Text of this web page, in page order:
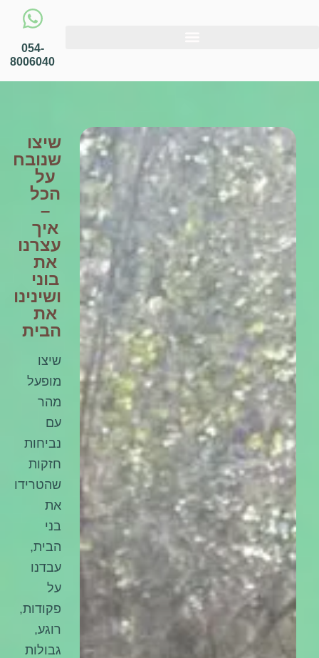
054-
8006040
שיצו
שנובח
על
הכל
–
איך
עצרנו
את
בוני
ושינינו
את
הבית
שיצו
מופעל
מהר
עם
נביחות
חזקות
שהטרידו
את
בני
הבית,
עבדנו
על
פקודות,
רוגע,
גבולות